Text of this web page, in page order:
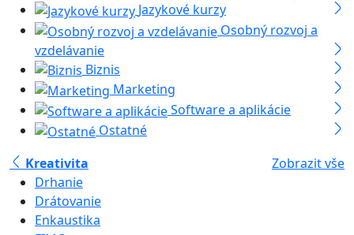
Jazykové kurzy
Osobný rozvoj a
vzdelávanie
Biznis
Marketing
Software a aplikácie
Ostatné
Kreativita
Zobrazit vše
Drhanie
Drátovanie
Enkaustika